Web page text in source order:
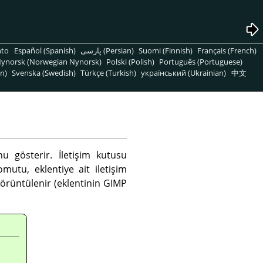
Español (Spanish) پارسی (Persian) Suomi (Finnish) Français (French)
(Norwegian Nynorsk) Polski (Polish) Português (Portuguese)
Svenska (Swedish) Türkçe (Turkish) український (Ukrainian) 中文
gösterir. İletişim kutusu
eklentiye ait iletişim
(eklentinin GIMP